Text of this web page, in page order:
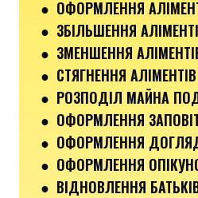
● ОФОРМЛЕННЯ
● ЗБІЛЬШЕННЯ
● ЗМЕНШЕННЯ
● СТЯГНЕННЯ АЛІМЕНТІВ
● РОЗПОДІЛ МАЙНА
● ОФОРМЛЕННЯ
● ОФОРМЛЕННЯ
● ОФОРМЛЕННЯ
● ВІДНОВЛЕННЯ